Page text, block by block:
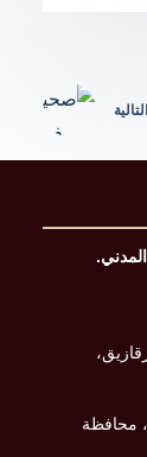
التالية
محافظة